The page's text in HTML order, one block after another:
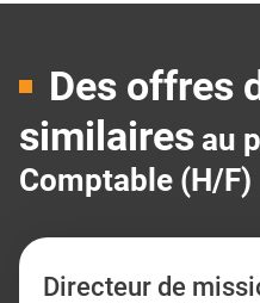
Des offres
similaires au
Comptable (H/F)
Directeur de